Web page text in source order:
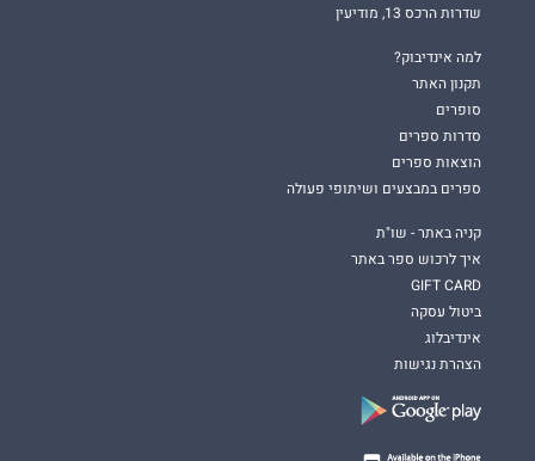
שדרות הרכס 13, מודיעין
למה אינדיבוק?
תקנון האתר
סופרים
סדרות ספרים
הוצאות ספרים
ספרים במבצעים ושיתופי פעולה
קניה באתר - שו"ת
איך לרכוש ספר באתר
GIFT CARD
ביטול עסקה
אינדיבלוג
הצהרת נגישות